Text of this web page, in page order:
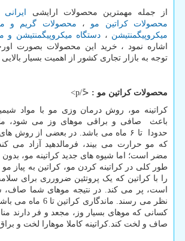
از جمله مهمترین محصولات ارایشی
محصولات کراتین مو ، محصولات گریم و
میکروپیگمنتیشن ، دستگاه میکروپیگمنتیشن
اشاره نمود ، خرید این محصولات بصورت
توجه به بازار تجاری کشور از اهمیت بسیار
محصولات کراتین مو : <ً/p>
کراتینه مو، روش درمان وزی مو با مواد
باعث صافی و براقی موهای وز می شود،
حدودا تا ۶ ماه می باشد. در بعضی از روش
که مو حرارت می بیند، فرمالدهید آزاد می
مضر است؛ اما شیوه های جدید کراتینه مو،
طور کلی در کراتینه کردن مو، کراتین به پیاز
را با کراتین که یک پروتئین ضرورری برای
است، پر می کند. در نتیجه موهای شما صاف،
نظر می رسند. ماندگاری
کسانی که موهای بسیار وز، مجعد و فر دارند
صاف و لخت کند.کراتینه کاملا موهارا لخت و